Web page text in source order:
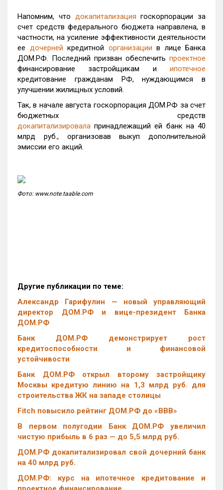
Напомним, что докапитализация госкорпорации за
счет средств федерального бюджета направлена, в
частности, на усиление эффективности деятельности
ее дочерней кредитной организации в лице Банка
ДОМ.РФ. Последний призван обеспечить проектное
финансирование застройщикам и ипотечное
кредитование гражданам РФ, нуждающимся в
улучшении жилищных условий.
Так, в начале августа госкорпорация ДОМ.РФ за счет
бюджетных средств
докапитализировала принадлежащий ей банк на 40
млрд руб., организовав выкуп дополнительной
эмиссии его акций.
Фото: www.note.taable.com
Другие публикации по теме:
Александр Гарифулин — новый управляющий
директор ДОМ.РФ и вице-президент Банка
ДОМ.РФ
Банк ДОМ.РФ демонстрирует рост
кредитоспособности и финансовой
устойчивости
Банк ДОМ.РФ открыл второму застройщику
Москвы кредитую линию на 1,3 млрд руб. для
строительства ЖК на западе столицы
Fitch повысило рейтинг ДОМ.РФ до «BBB»
В первом полугодии Банк ДОМ.РФ увеличил
чистую прибыль в 6 раз — до 5,5 млрд руб.
ДОМ.РФ докапитализировал свой дочерний банк
на 40 млрд руб.
ДОМ.РФ: курс на ипотечное кредитование и